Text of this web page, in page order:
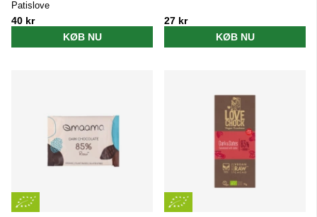
Patislove
40 kr
KØB NU
27 kr
KØB NU